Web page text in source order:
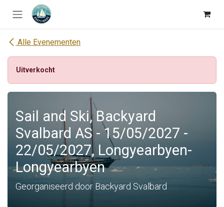
Overslaan naar inhoud
Alle Evenementen
Uitverkocht
Sail and Ski, Backyard
Svalbard AS - 15/05/2027 -
22/05/2027, Longyearbyen-
Longyearbyen
Georganiseerd door Backyard Svalbard